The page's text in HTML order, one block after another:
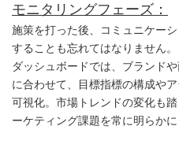
モニタリングフェーズ：
施策を打った後、コミュニケー
することも忘れてはなりません。
ダッシュボードでは、ブランド
に合わせて、目標指標の構成や
可視化。市場トレンドの変化も
ーケティング課題を常に明らかに